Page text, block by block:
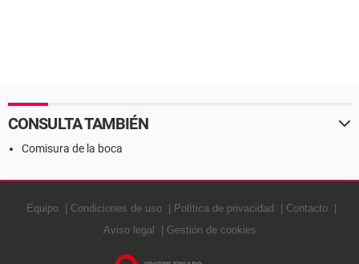
CONSULTA TAMBIÉN
Comisura de la boca
Equipo Condiciones de uso Política de privacidad
Contacto
Aviso legal
Gestión de cookies